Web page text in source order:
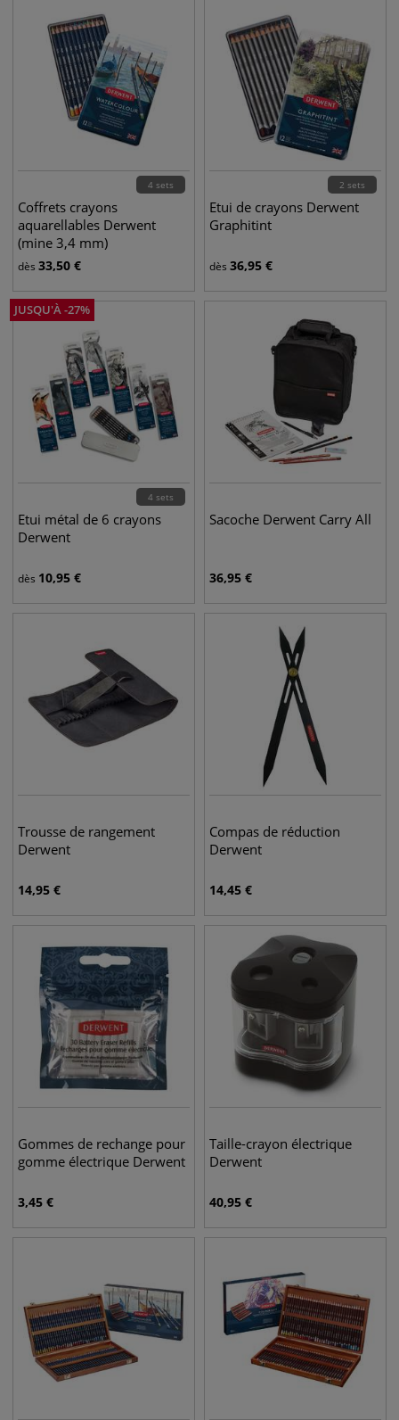
4 sets
Coffrets crayons
aquarellables Derwent
(mine 3,4 mm)
dès 33,50 €
2 sets
Etui de crayons Derwent
Graphitint
dès 36,95 €
JUSQU'À-27%
4 sets
Etui métal de 6 crayons
Derwent
dès 10,95 €
Sacoche Derwent Carry All
36,95 €
Trousse de rangement
Derwent
14,95 €
Compas de réduction
Derwent
14,45 €
Gommes de rechange pour
gomme électrique Derwent
3,45 €
Taille-crayon électrique
Derwent
40,95 €